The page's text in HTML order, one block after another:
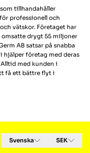
tillhandahåller
professionell och
vätskor. Företaget har
drygt 55 miljoner
AB satsar på snabba
hjälper företag med deras
med kunden i
få ett bättre flyt i
Svenska SEK